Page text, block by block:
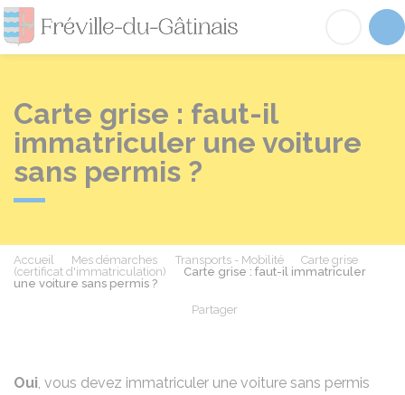
Fréville-du-
Carte grise : faut-il
immatriculer une voiture
sans permis ?
Accueil Mes démarches Transports - Mobilité
Carte grise
(certificat d'immatriculation)
Carte grise : faut-il immatriculer
une voiture sans permis ?
Partager
Oui, vous devez immatriculer une voiture sans permis